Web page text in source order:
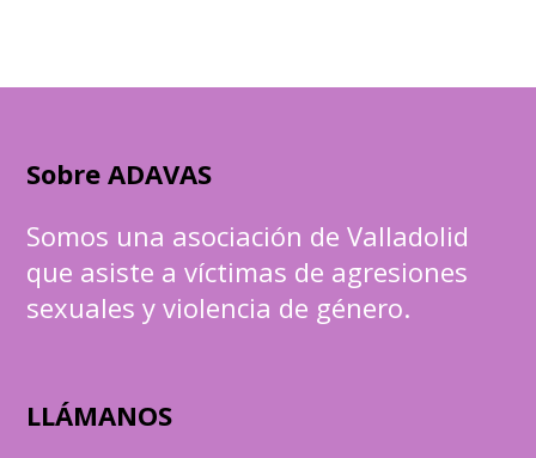
Sobre ADAVAS
Somos una asociación de Valladolid
que asiste a víctimas de agresiones
sexuales y violencia de género.
LLÁMANOS